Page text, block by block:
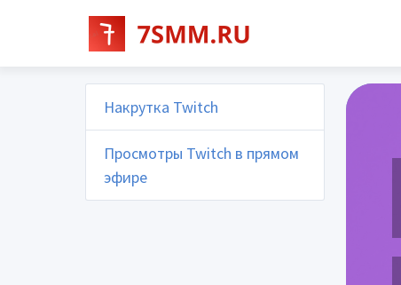
Накрутка Twitch
Просмотры Twitch в прямом
эфире